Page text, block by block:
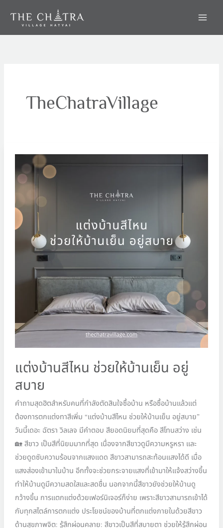
TheChatraVillage
แต่งบ้านสีไหน ช่วยให้บ้านเย็น อยู่
สบาย
คำถามสุดฮิตสำหรับคนที่กำลังตัดสินใจซื้อบ้าน หรือซื้อบ้านแล้วแต่
ต้องการตกแต่งทาสีเพิ่ม “แต่งบ้านสีไหน ช่วยให้บ้านเย็น อยู่สบาย”
วันนี้เดอะ ฉัตรา วิลเลจ มีคำตอบ สียอดนิยมที่สุดคือ สีโทนสว่าง เช่น
🏡 สีขาว เป็นสีที่นิยมมากที่สุด เนื่องจากสีขาวดูมีความหรูหรา และ
ช่วยดูดซับความร้อนจากแสงแดด สีขาวสามารถสะท้อนแสงได้ดี เมื่อ
แสงส่องเข้ามาในบ้าน อีกทั้งจะช่วยกระจายแสงที่เข้ามาให้แจ้งสว่างขึ้น
ทำให้บ้านดูมีความสดใสและสดชื่น นอกจากนี้สีขาวยังช่วยให้บ้านดู
กว้างขึ้น การแตกแต่งด้วยเฟอร์นิเจอร์ก็ง่าย เพราะสีขาวสามารถเข้าได้
กับทุกสไตล์การตกแต่ง ประโยชน์ของบ้านที่ตกแต่งภายในด้วยสีขาว
ด้านสุขภาพจิต: รู้สึกผ่อนคลาย: สีขาวเป็นสีที่สบายตา ช่วยให้รู้สึกผ่อน
บ้าน
ช่วย
ให้
สบาย